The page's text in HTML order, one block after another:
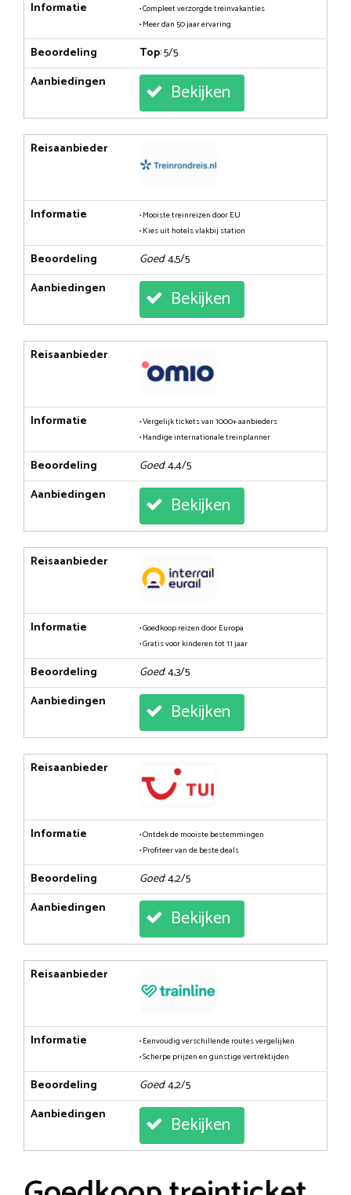
Informatie
• Compleet verzorgde treinvakanties
• Meer dan 50 jaar ervaring
Beoordeling Top: 5/5
Aanbiedingen
Bekijken
Reisaanbieder
Informatie
• Mooiste treinreizen door EU
• Kies uit hotels vlakbij station
Beoordeling Goed: 4,5/5
Aanbiedingen
Bekijken
Reisaanbieder
Informatie
• Vergelijk tickets van 1000+ aanbieders
• Handige internationale treinplanner
Beoordeling Goed: 4,4/5
Aanbiedingen
Bekijken
Reisaanbieder
Informatie
• Goedkoop reizen door Europa
• Gratis voor kinderen tot 11 jaar
Beoordeling Goed: 4,3/5
Aanbiedingen
Bekijken
Reisaanbieder
Informatie
• Ontdek de mooiste bestemmingen
• Profiteer van de beste deals
Beoordeling Goed: 4,2/5
Aanbiedingen
Bekijken
Reisaanbieder
Informatie
• Eenvoudig verschillende routes vergelijken
• Scherpe prijzen en gunstige vertrektijden
Beoordeling Goed: 4,2/5
Aanbiedingen
Bekijken